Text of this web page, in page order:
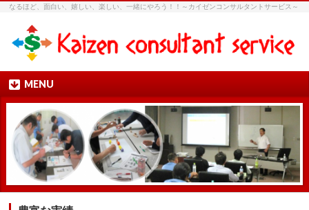
なるほど、面白い、嬉しい、楽しい、一緒にやろう！！～カイゼンコンサルタントサービス～
MENU